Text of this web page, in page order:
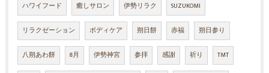
ハワイフード 癒しサロン 伊勢リラク SUZUKOMI
リラクゼーション ボディケア 朔日餅 赤福 朔日参り
八朔あわ餅 8月 伊勢神宮 参拝 感謝 祈り TMT